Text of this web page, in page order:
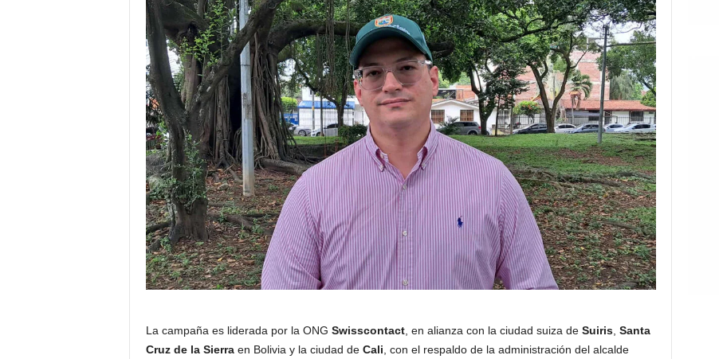
La campaña es liderada por la ONG Swisscontact, en alianza con la ciudad suiza de Suiris, Santa
Cruz de la Sierraen Bolivia y la ciudad de Cali , con el respaldo de la administración del alcalde